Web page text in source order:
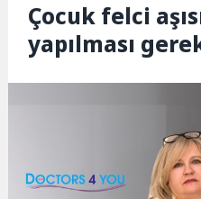
Çocuk felci
yapılması